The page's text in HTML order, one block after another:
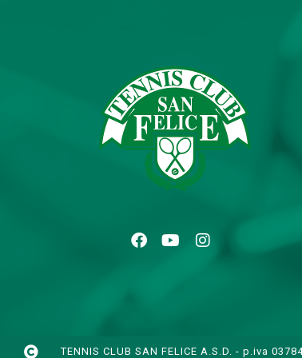
TENNIS CLUB SAN FELICE A.S.D. - p.iva